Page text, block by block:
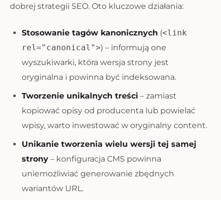
dobrej strategii SEO. Oto kluczowe działania:
Stosowanie tagów kanonicznych (<link
rel="canonical">) – informują one
wyszukiwarki, która wersja strony jest
oryginalna i powinna być indeksowana.
Tworzenie unikalnych treści – zamiast
kopiować opisy od producenta lub powielać
wpisy, warto inwestować w oryginalny content.
Unikanie tworzenia wielu wersji tej samej
strony – konfiguracja CMS powinna
uniemożliwiać generowanie zbędnych
wariantów URL.